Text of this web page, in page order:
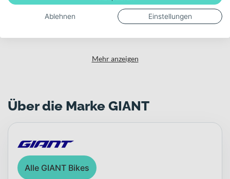
Sport2 Antrieb und 130 mm Federgabel für anspruchsvolle
Offroad-Einsätze. Die durchdachte Integration von Motor, Akku
und Display sowie die robuste Ausstattung mit 29 Zoll Laufrädern
und hydraulischen Scheibenbremsen machen es zu einem
Akku-Kapazität (Wh)
Mehr anzeigen
Über die Marke GIANT
Alle GIANT Bikes
Ablehnen Einstellungen